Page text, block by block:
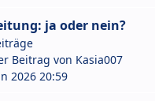
ja oder nein?
Beitrag von Kasia007
2026 20:59